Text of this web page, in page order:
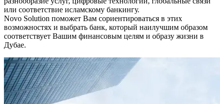
или соответствие исламскому банкингу.
Novo Solution поможет Вам сориентироваться в этих
возможностях и выбрать банк, который наилучшим образом
соответствует Вашим финансовым целям и образу жизни в
Дубае.